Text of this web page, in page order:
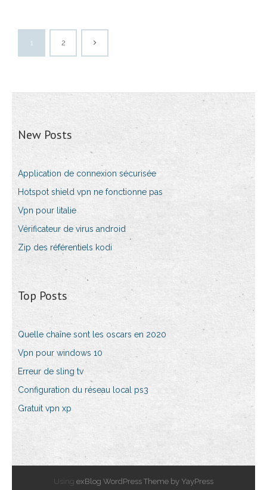
1 2
New Posts
Application de connexion sécurisée
Hotspot shield vpn ne fonctionne pas
Vpn pour litalie
Vérificateur de virus android
Zip des référentiels kodi
Top Posts
Quelle chaîne sont les oscars en 2020
Vpn pour windows 10
Erreur de sling tv
Configuration du réseau local ps3
Gratuit vpn xp
Using exBlog WordPress Theme by YayPress